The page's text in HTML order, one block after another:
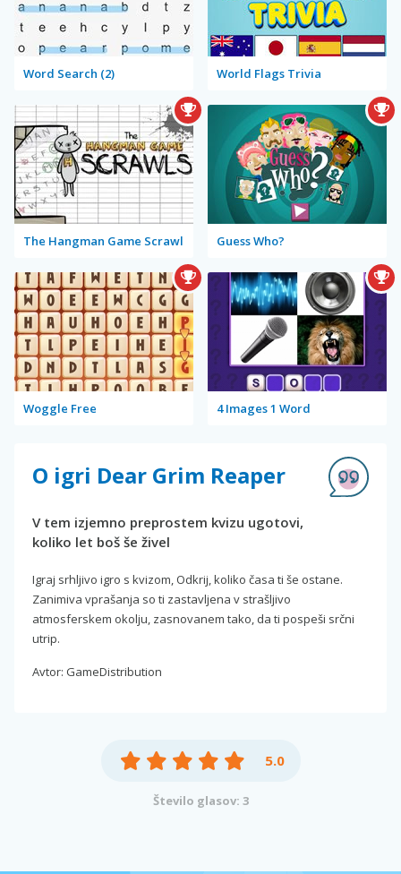
Word Search (2) World Flags Trivia
The Hangman Game Scrawl Guess Who?
Woggle Free 4 Images 1 Word
O igri Dear Grim Reaper
V tem izjemno preprostem kvizu ugotovi,
koliko let boš še živel
Igraj srhljivo igro s kvizom, Odkrij, koliko časa ti še ostane.
Zanimiva vprašanja so ti zastavljena v strašljivo
atmosferskem okolju, zasnovanem tako, da ti pospeši srčni
utrip.
Avtor: GameDistribution
5.0
Število glasov: 3